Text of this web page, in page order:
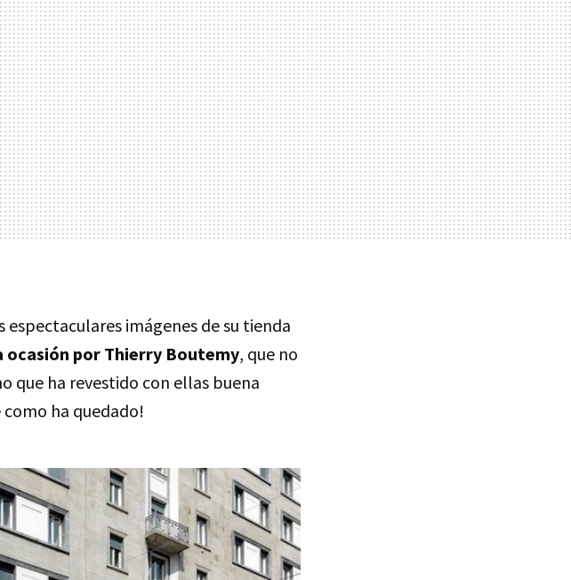
espectaculares imágenes de su tienda
ocasión por Thierry Boutemy, que no
que ha revestido con ellas buena
ha quedado!